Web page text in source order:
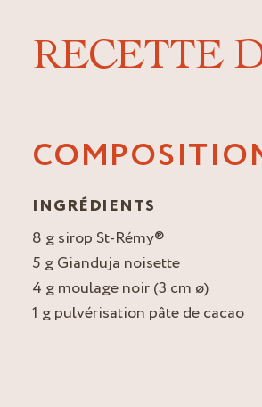
RECETTE
INGRÉDIENTS
8 g sirop St-Rémy®
5 g Gianduja noisette
4 g moulage noir (3 cm ø)
1 g pulvérisation pâte de cacao